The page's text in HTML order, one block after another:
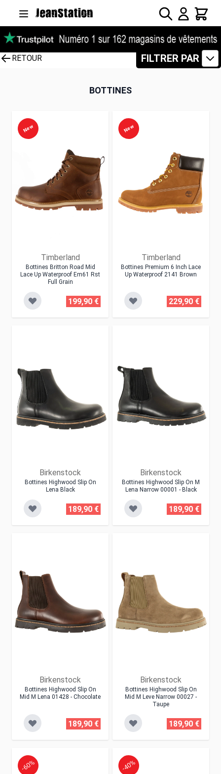
Rechercher
Panier
RETOUR
BOTTINES
FILTRER PAR
Timberland
Bottines Britton Road Mid
Lace Up Waterproof Em61 Rst
Full Grain
New
199,90 €
Timberland
Bottines Premium 6 Inch Lace
Up Waterproof 2141 Brown
New
229,90 €
Birkenstock
Bottines Highwood Slip On
Lena Black
189,90 €
Birkenstock
Bottines Highwood Slip On M
Lena Narrow 00001 - Black
189,90 €
Birkenstock
Bottines Highwood Slip On
Mid M Lena 01428 - Chocolate
189,90 €
Birkenstock
Bottines Highwood Slip On
Mid M Leve Narrow 00027 -
Taupe
189,90 €
-60% -40%